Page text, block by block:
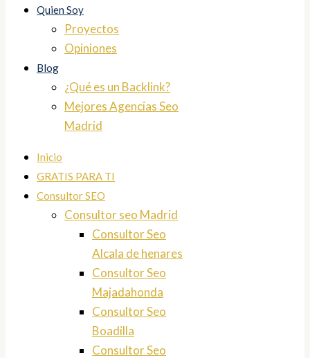
Quien Soy
Proyectos
Opiniones
Blog
¿Qué es un Backlink?
Mejores Agencias Seo
Madrid
Inicio
GRATIS PARA TI
Consultor SEO
Consultor seo Madrid
Consultor Seo
Alcala de henares
Consultor Seo
Majadahonda
Consultor Seo
Boadilla
Consultor Seo